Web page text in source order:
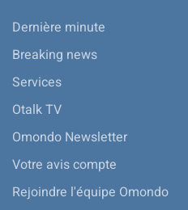
Dernière minute
Breaking news
Services
Otalk TV
Omondo Newsletter
Votre avis compte
Rejoindre l'équipe Omondo